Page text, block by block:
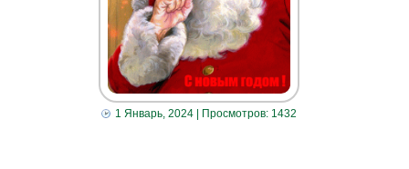
1 Январь, 2024 | Просмотров: 1432